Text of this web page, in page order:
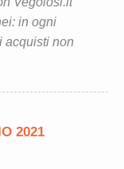
in ogni
acquisti non
2021